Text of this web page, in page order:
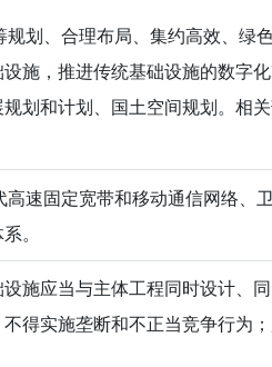
划、合理布局、集约高效、绿
施，推进传统基础设施的数字
划和计划、国土空间规划。相
速固定宽带和移动通信网络、
。
施应当与主体工程同时设计、
得实施垄断和不正当竞争行为